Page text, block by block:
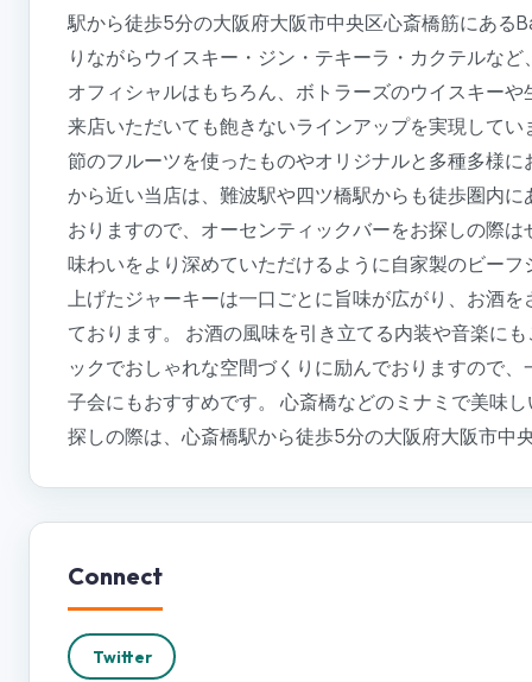
駅から徒歩5分の大阪府大阪市中央区心斎橋筋にあ
りながらウイスキー・ジン・テキーラ・カクテルな
オフィシャルはもちろん、ボトラーズのウイスキー
来店いただいても飽きないラインアップを実現して
節のフルーツを使ったものやオリジナルと多種多様
から近い当店は、難波駅や四ツ橋駅からも徒歩圏内
おりますので、オーセンティックバーをお探しの際
味わいをより深めていただけるように自家製のビー
上げたジャーキーは一口ごとに旨味が広がり、お酒
ております。 お酒の風味を引き立てる内装や音楽に
ックでおしゃれな空間づくりに励んでおりますので
子会にもおすすめです。 心斎橋などのミナミで美味
探しの際は、心斎橋駅から徒歩5分の大阪府大阪市中
Connect
Twitter